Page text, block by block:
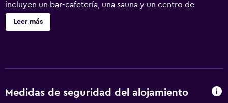
incluyen un bar-cafetería, una sauna y un centro de
negocios. Se incluye un servicio de limpieza limitado.
Ramada Changzhou North ofrece 159 alojamientos con
posible solicitar secador de pelo, cambio de toallas y
Leer más
Medidas de seguridad del alojamiento